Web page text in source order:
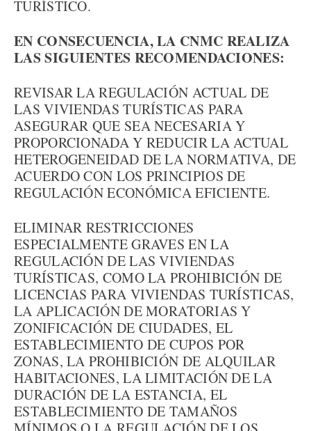
TURÍSTICO.
EN CONSECUENCIA, LA CNMC REALIZA
LAS SIGUIENTES RECOMENDACIONES:
REVISAR LA REGULACIÓN ACTUAL DE
LAS VIVIENDAS TURÍSTICAS PARA
ASEGURAR QUE SEA NECESARIA Y
PROPORCIONADA Y REDUCIR LA ACTUAL
HETEROGENEIDAD DE LA NORMATIVA, DE
ACUERDO CON LOS PRINCIPIOS DE
REGULACIÓN ECONÓMICA EFICIENTE.
ELIMINAR RESTRICCIONES
ESPECIALMENTE GRAVES EN LA
REGULACIÓN DE LAS VIVIENDAS
TURÍSTICAS, COMO LA PROHIBICIÓN DE
LICENCIAS PARA VIVIENDAS TURÍSTICAS,
LA APLICACIÓN DE MORATORIAS Y
ZONIFICACIÓN DE CIUDADES, EL
ESTABLECIMIENTO DE CUPOS POR
ZONAS, LA PROHIBICIÓN DE ALQUILAR
HABITACIONES, LA LIMITACIÓN DE LA
DURACIÓN DE LA ESTANCIA, EL
ESTABLECIMIENTO DE TAMAÑOS